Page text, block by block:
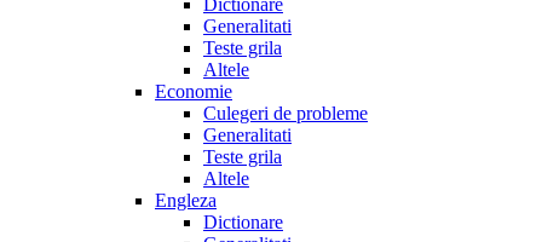
Dictionare
Generalitati
Teste grila
Altele
Economie
Culegeri de probleme
Generalitati
Teste grila
Altele
Engleza
Dictionare